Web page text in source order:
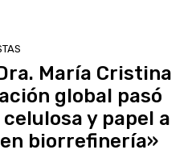
María Cristina
global pasó
y papel a
biorrefinería»